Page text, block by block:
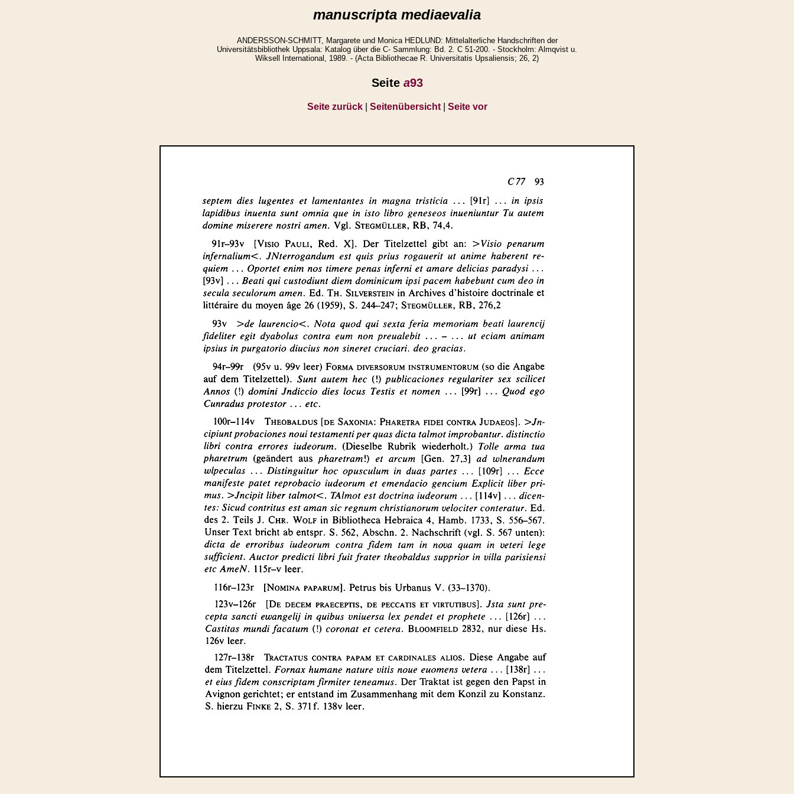
manuscripta mediaevalia
ANDERSSON-SCHMITT, Margarete und Monica HEDLUND: Mittelalterliche Handschriften der
Universitätsbibliothek Uppsala: Katalog über die C- Sammlung: Bd. 2. C 51-200. - Stockholm: Almqvist u.
Wiksell International, 1989. - (Acta Bibliothecae R. Universitatis Upsaliensis; 26, 2)
Seite a93
Seite zurück| Seitenübersicht| Seite vor